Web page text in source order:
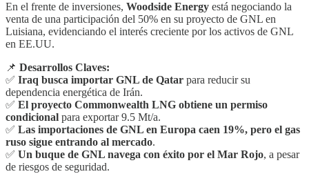
En el frente de inversiones, Woodside Energy está negociando la
venta de una participación del 50% en su proyecto de GNL en
Luisiana, evidenciando el interés creciente por los activos de GNL
en EE.UU.
📌 Desarrollos Claves:
✅ Iraq busca importar GNL de Qatar para reducir su
dependencia energética de Irán.
✅ El proyecto Commonwealth LNG obtiene un permiso
condicional para exportar 9.5 Mt/a.
✅ Las importaciones de GNL en Europa caen 19%, pero el gas
ruso sigue entrando al mercado.
✅ Un buque de GNL navega con éxito por el Mar Rojo, a pesar
de riesgos de seguridad.